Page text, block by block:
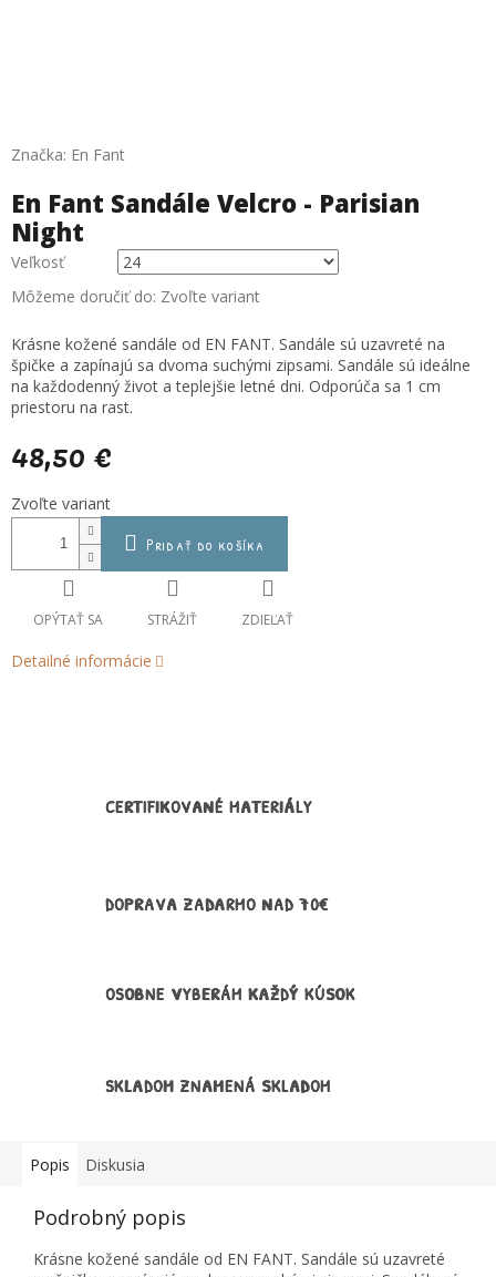
Značka: En Fant
En Fant Sandále Velcro - Parisian
Night
48,50 €
Jednotková
cena:
Zvoľte variant
Veľkosť
Môžeme doručiť do: Zvoľte variant
Pridať do košíka
Krásne kožené sandále od EN FANT. Sandále sú uzavreté na
špičke a zapínajú sa dvoma suchými zipsami. Sandále sú ideálne
na každodenný život a teplejšie letné dni. Odporúča sa 1 cm
priestoru na rast.
Detailné informácie
OPÝTAŤ SA STRÁŽIŤ ZDIEĽAŤ
CERTIFIKOVANÉ MATERIÁLY
DOPRAVA ZADARMO NAD 70€
OSOBNE VYBERÁM KAŽDÝ KÚSOK
SKLADOM ZNAMENÁ SKLADOM
Popis Diskusia
Podrobný popis
Krásne kožené sandále od EN FANT. Sandále sú uzavreté